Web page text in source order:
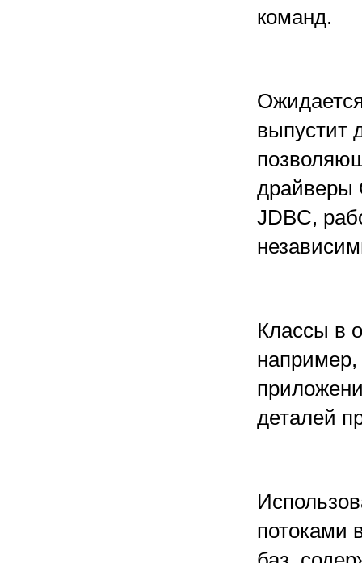
команд.
выпустит
драйверы
JDBC,
Классы в
деталей
потоками